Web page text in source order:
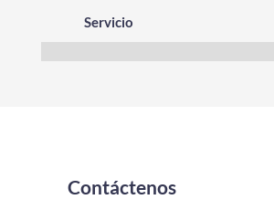
Servicio
Contáctenos